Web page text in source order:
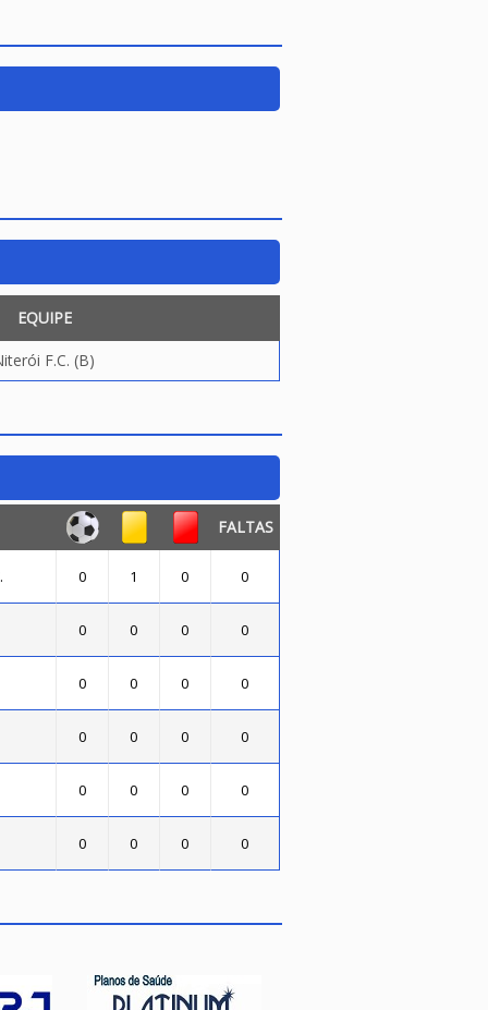
EQUIPE
F.C. (B)
FALTAS
0 1 0 0
0 0 0 0
0 0 0 0
0 0 0 0
0 0 0 0
0 0 0 0